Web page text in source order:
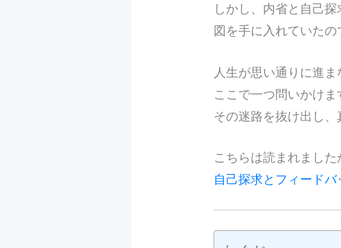
しかし、内省と自己
図を手に入れていたの
人生が思い通りに進
ここで一つ問いかけ
その迷路を抜け出し、
こちらは読まれました
自己探求とフィード